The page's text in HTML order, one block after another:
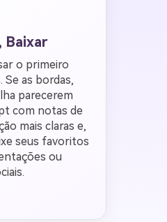
Baixar
o primeiro
as bordas,
parecerem
com notas de
mais claras e,
seus favoritos
ou